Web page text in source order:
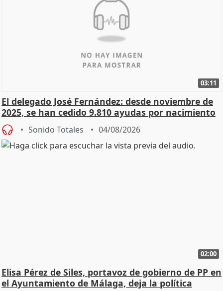
03:11
El delegado José Fernández: desde noviembre de
2025, se han cedido 9.810 ayudas por nacimiento
Sonido Totales 04/08/2026
02:00
Elisa Pérez de Siles, portavoz de gobierno de PP en
el Ayuntamiento de Málaga, deja la política